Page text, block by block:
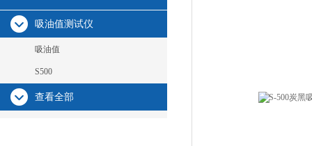
吸油值测试仪
吸油值
S500
查看全部